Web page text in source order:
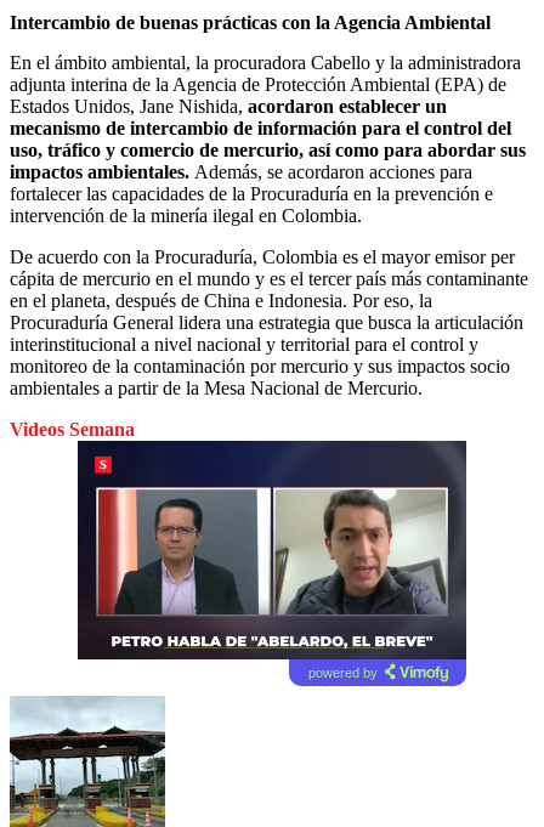
Intercambio de buenas prácticas con la Agencia Ambiental
En el ámbito ambiental, la procuradora Cabello y la administradora
adjunta interina de la Agencia de Protección Ambiental (EPA) de
Estados Unidos, Jane Nishida, acordaron establecer un
mecanismo de intercambio de información para el control del
uso, tráfico y comercio de mercurio, así como para abordar sus
impactos ambientales. Además, se acordaron acciones para
fortalecer las capacidades de la Procuraduría en la prevención e
intervención de la minería ilegal en Colombia.
De acuerdo con la Procuraduría, Colombia es el mayor emisor per
cápita de mercurio en el mundo y es el tercer país más contaminante
en el planeta, después de China e Indonesia. Por eso, la
Procuraduría General lidera una estrategia que busca la articulación
interinstitucional a nivel nacional y territorial para el control y
monitoreo de la contaminación por mercurio y sus impactos socio
ambientales a partir de la Mesa Nacional de Mercurio.
Videos Semana
powered by